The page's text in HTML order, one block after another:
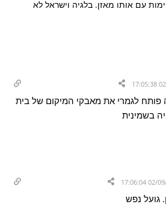
עם אותו מאזן. בלגיה וישראל לא
פותח לגמרי את מאבקי המיקום של בית
בשמינית